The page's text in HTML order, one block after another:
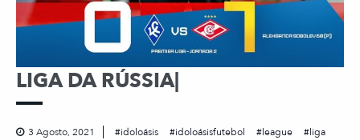
LIGA DA RÚSSIA|
3 Agosto, 2021 idoloásis idoloásisfutebol league
liga